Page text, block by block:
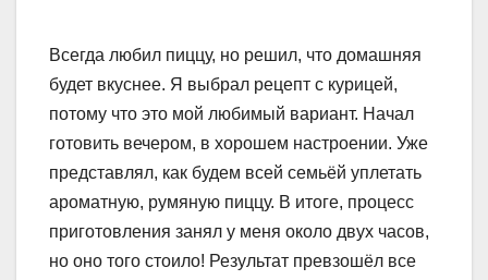
Всегда любил пиццу, но решил, что домашняя
будет вкуснее. Я выбрал рецепт с курицей,
потому что это мой любимый вариант. Начал
готовить вечером, в хорошем настроении. Уже
представлял, как будем всей семьёй уплетать
ароматную, румяную пиццу. В итоге, процесс
приготовления занял у меня около двух часов,
но оно того стоило! Результат превзошёл все